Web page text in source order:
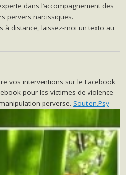
dans l’accompagnement des
pervers narcissiques.
à distance, laissez-moi un texto au
vos interventions sur le Facebook
pour les victimes de violence
perverse. Soutien.Psy